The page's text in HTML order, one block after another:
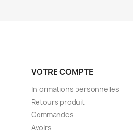
VOTRE COMPTE
Informations personnelles
Retours produit
Commandes
Avoirs